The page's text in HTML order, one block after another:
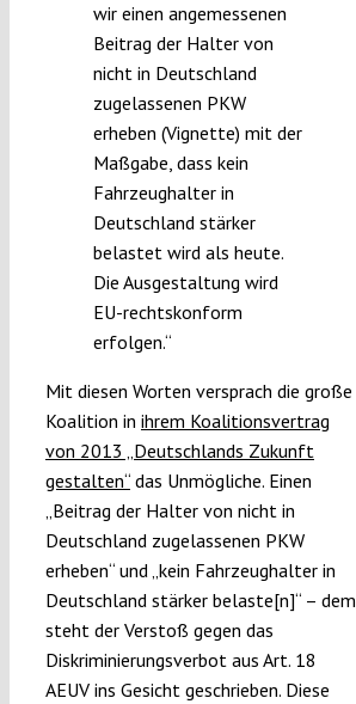
wir einen angemessenen
Beitrag der Halter von
nicht in Deutschland
zugelassenen PKW
erheben (Vignette) mit der
Maßgabe, dass kein
Fahrzeughalter in
Deutschland stärker
belastet wird als heute.
Die Ausgestaltung wird
EU-rechtskonform
erfolgen.“
Mit diesen Worten versprach die große
Koalition in ihrem Koalitionsvertrag
von 2013 „Deutschlands Zukunft
gestalten“das Unmögliche. Einen
„Beitrag der Halter von nicht in
Deutschland zugelassenen PKW
erheben“ und „kein Fahrzeughalter in
Deutschland stärker belaste[n]“ – dem
steht der Verstoß gegen das
Diskriminierungsverbot aus Art. 18
AEUV ins Gesicht geschrieben. Diese